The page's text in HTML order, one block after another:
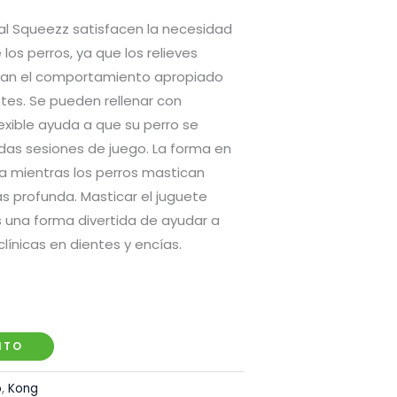
Squeezz satisfacen la necesidad
perros, ya que los relieves
el comportamiento apropiado
Se pueden rellenar con
ayuda a que su perro se
sesiones de juego. La forma en
mientras los perros mastican
profunda. Masticar el juguete
una forma divertida de ayudar a
en dientes y encías.
, Kong